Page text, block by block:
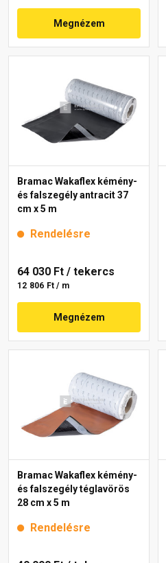
Megnézem
Bramac Wakaflex kémény-
és falszegély antracit 37
cm x 5 m
Rendelésre
64 030 Ft / tekercs
12 806 Ft / m
Megnézem
Bramac Wakaflex kémény-
és falszegély téglavörös
28 cm x 5 m
Rendelésre